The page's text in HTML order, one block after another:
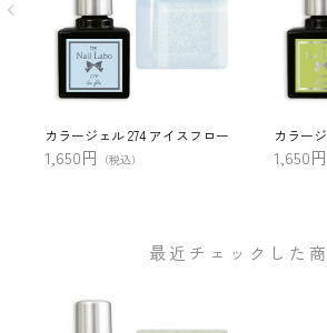
カラージェル 274 アイスフロー
1,650円 （税込）
カラー
1,650円
最近チェックした